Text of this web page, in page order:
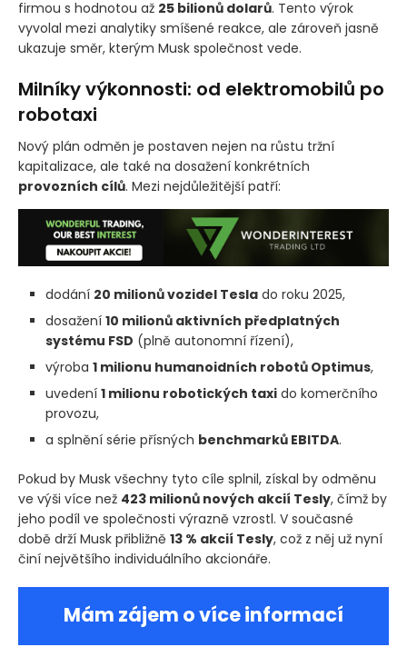
firmou s hodnotou až 25 bilionů dolarů. Tento výrok
vyvolal mezi analytiky smíšené reakce, ale zároveň jasně
ukazuje směr, kterým Musk společnost vede.
Milníky výkonnosti: od elektromobilů po
robotaxi
Nový plán odměn je postaven nejen na růstu tržní
kapitalizace, ale také na dosažení konkrétních
provozních cílů. Mezi nejdůležitější patří:
dodání 20 milionů vozidel Tesla do roku 2025,
dosažení 10 milionů aktivních předplatných
systému FSD (plně autonomní řízení),
výroba 1 milionu humanoidních robotů Optimus,
uvedení 1 milionu robotických taxi do komerčního
provozu,
a splnění série přísných benchmarků EBITDA.
Pokud by Musk všechny tyto cíle splnil, získal by odměnu
ve výši více než 423 milionů nových akcií Tesly, čímž by
jeho podíl ve společnosti výrazně vzrostl. V současné
době drží Musk přibližně 13 % akcií Tesly, což z něj už nyní
činí největšího individuálního akcionáře.
Mám zájem o více informací